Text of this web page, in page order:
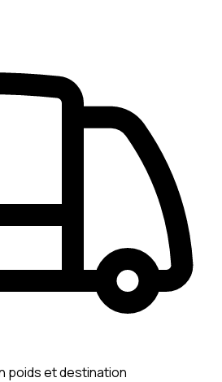
poids et destination